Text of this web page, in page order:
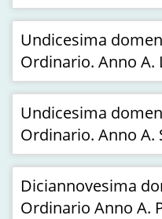
Undicesima
Ordinario. Anno A.
Undicesima
Ordinario. Anno A.
Diciannovesima
Ordinario Anno A.